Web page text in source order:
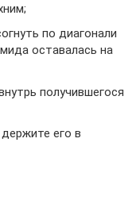
по диагонали
оставалась на
получившегося
его в